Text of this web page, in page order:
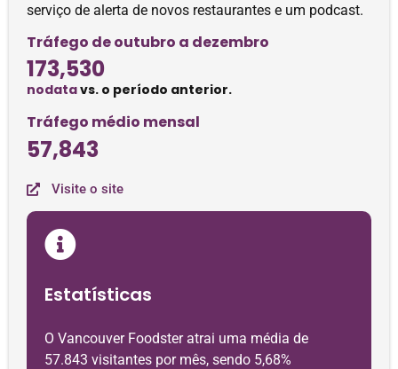
serviço de alerta de novos restaurantes e um podcast.
Tráfego de outubro a dezembro
173,530
nodatavs. o período anterior.
Tráfego médio mensal
57,843
Visite o site
Estatísticas
O Vancouver Foodster atrai uma média de
57.843 visitantes por mês, sendo 5,68%